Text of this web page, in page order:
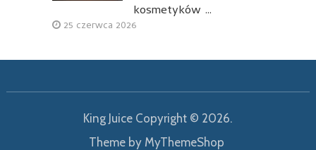
kosmetyków …
25 czerwca 2026
King Juice Copyright © 2026.
Theme by MyThemeShop